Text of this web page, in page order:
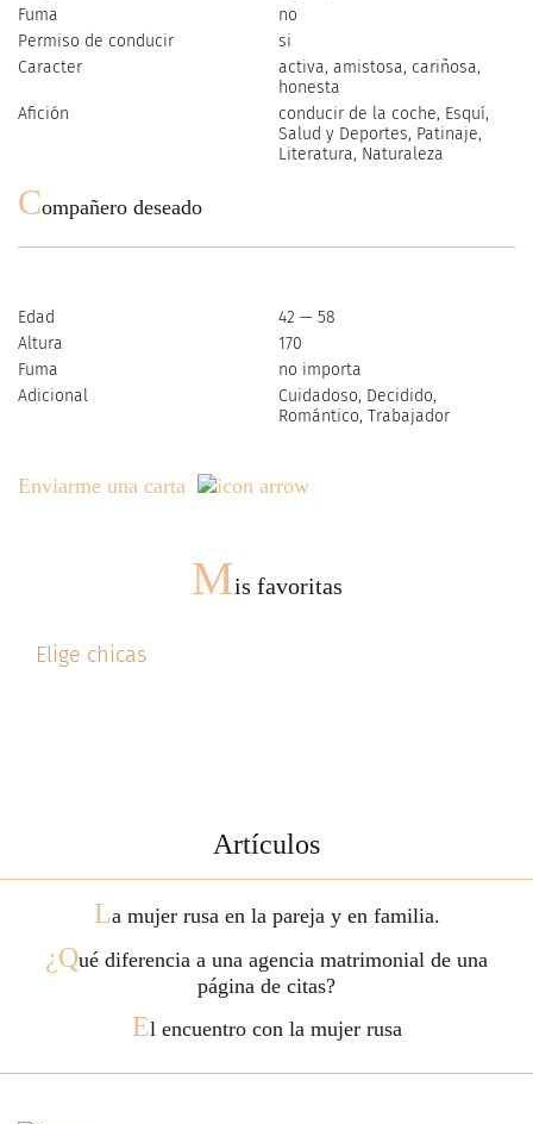
Fuma
no
Permiso de conducir
si
Caracter
activa, amistosa, cariñosa,
honesta
Afición
conducir de la coche, Esquí,
Salud y Deportes, Patinaje,
Literatura, Naturaleza
Compañero deseado
Edad
42 — 58
Altura
170
Fuma
no importa
Adicional
Cuidadoso, Decidido,
Romántico, Trabajador
Enviarme una carta
Mis favoritas
Elige chicas
Artículos
La mujer rusa en la pareja y en familia.
¿Qué diferencia a una agencia matrimonial de una
página de citas?
El encuentro con la mujer rusa